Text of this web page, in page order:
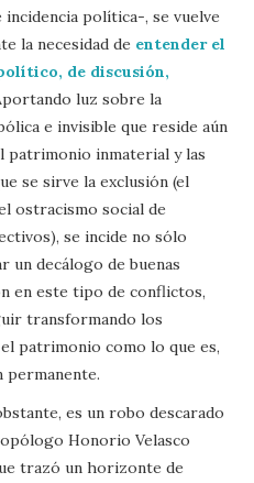
política-, se vuelve
la necesidad de entender el
de discusión,
luz sobre la
e invisible que reside aún
patrimonio inmaterial y las
se sirve la exclusión (el
ostracismo social de
se incide no sólo
un decálogo de buenas
en este tipo de conflictos,
transformando los
patrimonio como lo que es,
permanente.
es un robo descarado
Honorio Velasco
trazó un horizonte de